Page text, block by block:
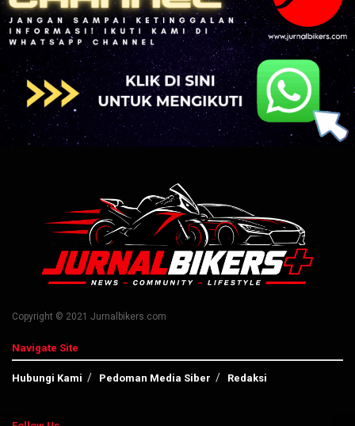
Copyright © 2021 Jurnalbikers.com
Navigate Site
Hubungi Kami Pedoman Media Siber Redaksi